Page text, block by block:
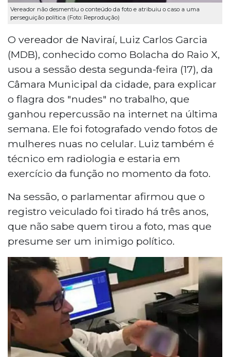
Vereador não desmentiu o conteúdo da foto e atribuiu o caso a uma
perseguição política (Foto: Reprodução)
O vereador de Naviraí, Luiz Carlos Garcia
(MDB), conhecido como Bolacha do Raio X,
usou a sessão desta segunda-feira (17), da
Câmara Municipal da cidade, para explicar
o flagra dos "nudes" no trabalho, que
ganhou repercussão na internet na última
semana. Ele foi fotografado vendo fotos de
mulheres nuas no celular. Luiz também é
técnico em radiologia e estaria em
exercício da função no momento da foto.
Na sessão, o parlamentar afirmou que o
registro veiculado foi tirado há três anos,
que não sabe quem tirou a foto, mas que
presume ser um inimigo político.